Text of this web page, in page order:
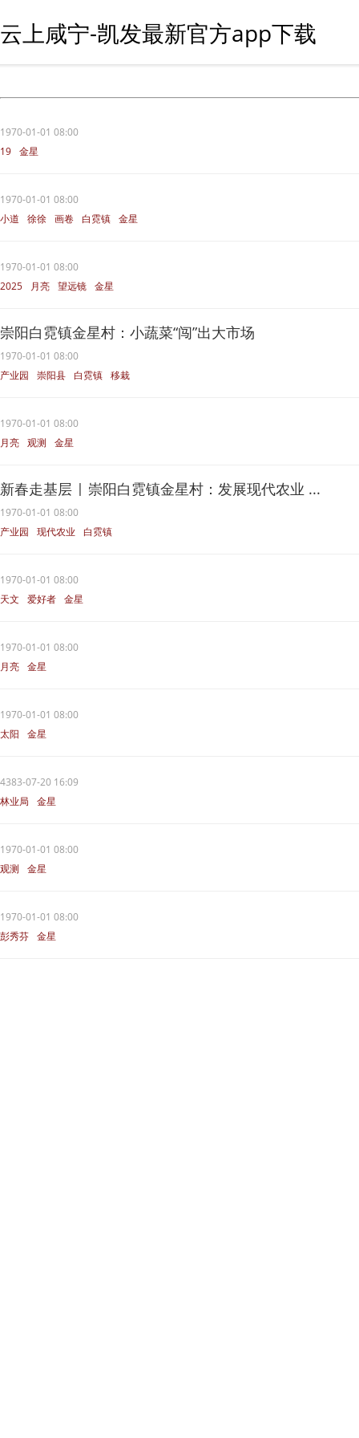
云上咸宁-凯发最新官方app下载
1970-01-01 08:00
19 金星
1970-01-01 08:00
小道
徐徐 画卷 白霓镇 金星
1970-01-01 08:00
2025
月亮 望远镜 金星
崇阳白霓镇金星村：小蔬菜“闯”出大市场
1970-01-01 08:00
产业园
崇阳县 白霓镇 移栽
1970-01-01 08:00
月亮 观测 金星
新春走基层 | 崇阳白霓镇金星村：发展现代农业 ...
1970-01-01 08:00
产业园
现代农业
白霓镇
1970-01-01 08:00
天文
爱好者 金星
1970-01-01 08:00
月亮 金星
1970-01-01 08:00
太阳
金星
4383-07-20 16:09
林业局
金星
1970-01-01 08:00
观测
金星
1970-01-01 08:00
彭秀芬 金星